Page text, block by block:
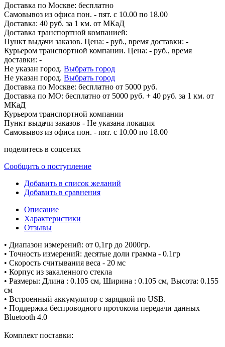
Доставка по Москве: бесплатно
Самовывоз из офиса пон. - пят. с 10.00 по 18.00
Доставка: 40 руб. за 1 км. от МКаД
Доставка транспортной компанией:
Пункт выдачи заказов. Цена: - руб., время доставки: -
Курьером транспортной компании. Цена: - руб., время
доставки: -
Не указан город. Выбрать город
Не указан город. Выбрать город
Доставка по Москве: бесплатно от 5000 руб.
Доставка по МО: бесплатно от 5000 руб. + 40 руб. за 1 км. от
МКаД
Курьером транспортной компании
Пункт выдачи заказов - Не указана локация
Самовывоз из офиса пон. - пят. с 10.00 по 18.00
поделитесь в соцсетях
Сообщить о поступление
Добавить в список желаний
Добавить в сравнения
Описание
Характеристики
Отзывы
• Диапазон измерений: от 0,1гр до 2000гр.
• Точность измерений: десятые доли грамма - 0.1гр
• Скорость считывания веса - 20 мс
• Корпус из закаленного стекла
• Размеры: Длина : 0.105 см, Ширина : 0.105 см, Высота: 0.155
см
• Встроенный аккумулятор с зарядкой по USB.
• Поддержка беспроводного протокола передачи данных
Bluetooth 4.0
Комплект поставки: